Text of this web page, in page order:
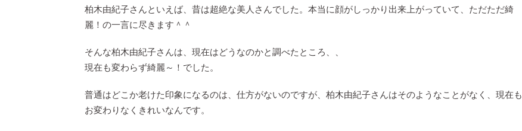
柏木由紀子さんといえば、昔は超絶な美人さんでした。本当に顔がしっかり出来上がっていて、ただただ綺
麗！の一言に尽きます＾＾
そんな柏木由紀子さんは、現在はどうなのかと調べたところ、、
現在も変わらず綺麗～！でした。
普通はどこか老けた印象になるのは、仕方がないのですが、柏木由紀子さんはそのようなことがなく、現在も
お変わりなくきれいなんです。